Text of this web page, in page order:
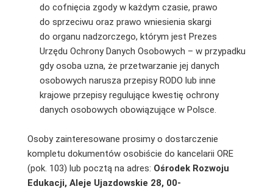
do cofnięcia zgody w każdym czasie, prawo
do sprzeciwu oraz prawo wniesienia skargi
do organu nadzorczego, którym jest Prezes
Urzędu Ochrony Danych Osobowych – w przypadku
gdy osoba uzna, że przetwarzanie jej danych
osobowych narusza przepisy RODO lub inne
krajowe przepisy regulujące kwestię ochrony
danych osobowych obowiązujące w Polsce.
Osoby zainteresowane prosimy o dostarczenie
kompletu dokumentów osobiście do kancelarii ORE
(pok. 103) lub pocztą na adres: Ośrodek Rozwoju
Edukacji, Aleje Ujazdowskie 28, 00-